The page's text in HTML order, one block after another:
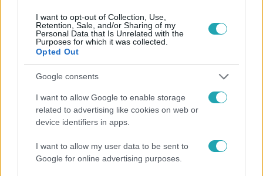
I want to opt-out of Collection, Use,
Retention, Sale, and/or Sharing of my
Personal Data that Is Unrelated with the
Purposes for which it was collected.
Opted Out
Google consents
I want to allow Google to enable storage
related to advertising like cookies on web or
device identifiers in apps.
I want to allow my user data to be sent to
Google for online advertising purposes.
IGAZGATÓ #GYERMEKOTTHON #TAPASZTÓ ORSI
GULYÁS MÁRTON #FANCSIKAI ESZTER
UTCÁRÓL LAKÁSBA EGYESÜLET #BELFÖLD #MA